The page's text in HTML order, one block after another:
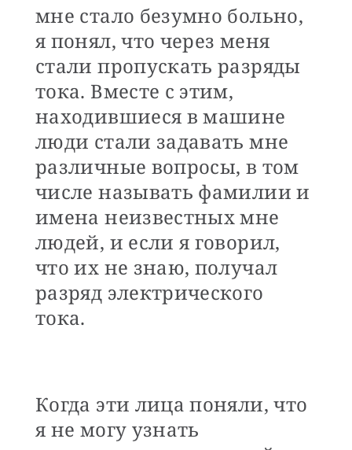
мне стало безумно больно,
я понял, что через меня
стали пропускать разряды
тока. Вместе с этим,
находившиеся в машине
люди стали задавать мне
различные вопросы, в том
числе называть фамилии и
имена неизвестных мне
людей, и если я говорил,
что их не знаю, получал
разряд электрического
тока.
Когда эти лица поняли, что
я не могу узнать